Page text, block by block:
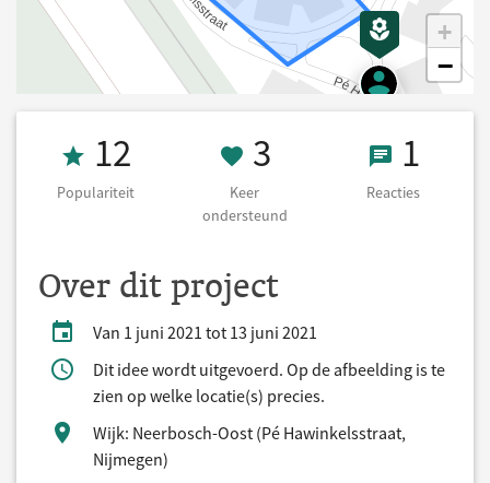
+
−
Populariteit 12
12
Populariteit
3 Keer
3
Keer
ondersteund
1 1
Reacties
Over dit project
Van 1 juni 2021 tot 13 juni 2021
Dit idee wordt uitgevoerd. Op de afbeelding is te
zien op welke locatie(s) precies.
Wijk: Neerbosch-Oost (Pé Hawinkelsstraat,
Nijmegen)